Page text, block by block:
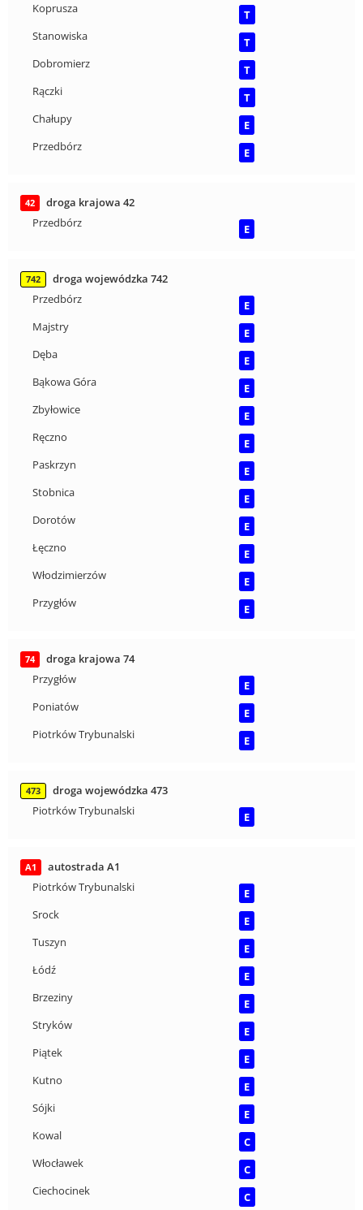
Koprusza
T
Stanowiska
T
Dobromierz
T
Rączki
T
Chałupy
E
Przedbórz
E
42
droga krajowa 42
Przedbórz
E
742
droga wojewódzka 742
Przedbórz
E
Majstry
E
Dęba
E
Bąkowa Góra
E
Zbyłowice
E
Ręczno
E
Paskrzyn
E
Stobnica
E
Dorotów
E
Łęczno
E
Włodzimierzów
E
Przygłów
E
74
droga krajowa 74
Przygłów
E
Poniatów
E
Piotrków Trybunalski
E
473
droga wojewódzka 473
Piotrków Trybunalski
E
A1
autostrada A1
Piotrków Trybunalski
E
Srock
E
Tuszyn
E
Łódź
E
Brzeziny
E
Stryków
E
Piątek
E
Kutno
E
Sójki
E
Kowal
C
Włocławek
C
Ciechocinek
C